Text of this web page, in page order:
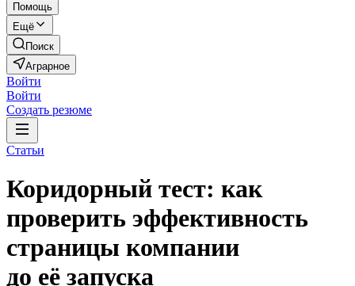
Помощь
Ещё
Поиск
Аграрное
Войти
Войти
Создать резюме
Статьи
Коридорный тест: как
проверить эффективность
страницы компании
до её запуска